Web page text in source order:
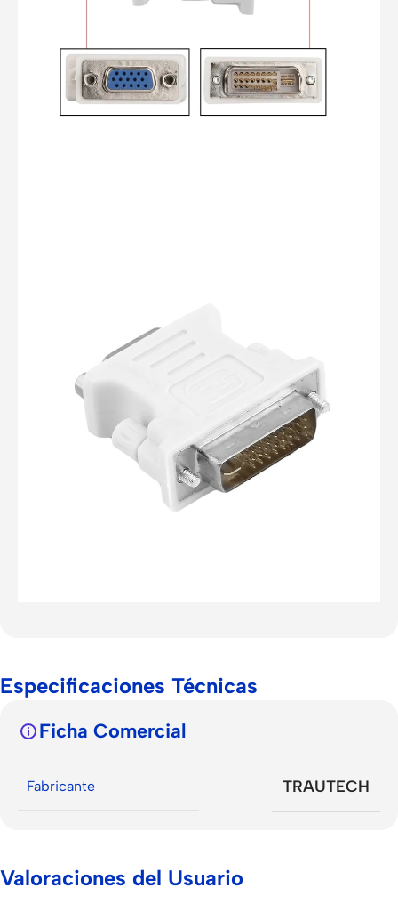
Especificaciones Técnicas
Ficha Comercial
Fabricante TRAUTECH
Valoraciones del Usuario